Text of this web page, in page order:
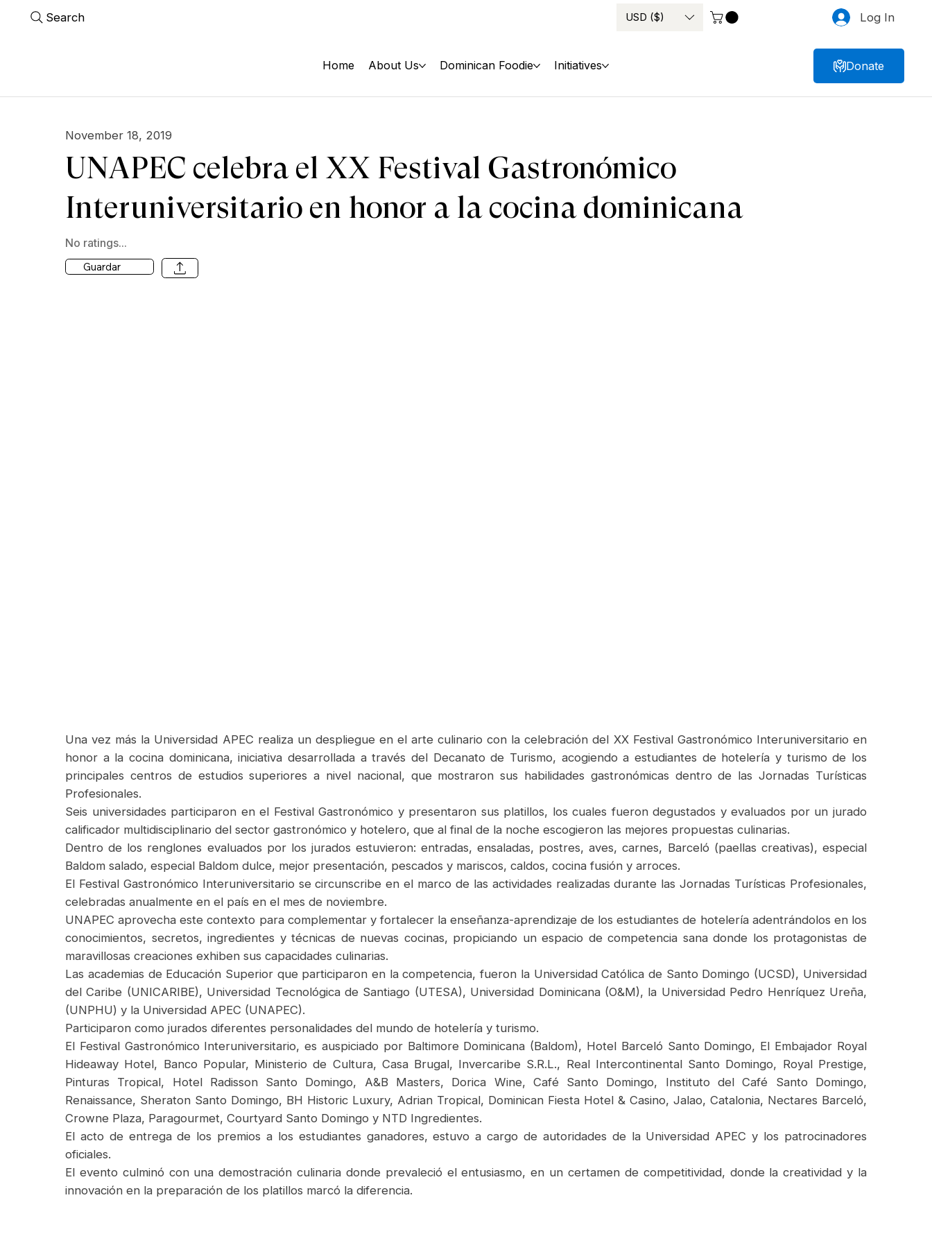
Search USD ($) Log In
Home About Us Dominican Foodie Initiatives Donate
November 18, 2019
UNAPEC celebra el XX Festival Gastronómico
Interuniversitario en honor a la cocina dominicana
No ratings...
Guardar
Una vez más la Universidad APEC realiza un despliegue en el arte culinario con la celebración del XX Festival Gastronómico Interuniversitario en
honor a la cocina dominicana, iniciativa desarrollada a través del Decanato de Turismo, acogiendo a estudiantes de hotelería y turismo de los
principales centros de estudios superiores a nivel nacional, que mostraron sus habilidades gastronómicas dentro de las Jornadas Turísticas
Profesionales.
Seis universidades participaron en el Festival Gastronómico y presentaron sus platillos, los cuales fueron degustados y evaluados por un jurado
calificador multidisciplinario del sector gastronómico y hotelero, que al final de la noche escogieron las mejores propuestas culinarias.
Dentro de los renglones evaluados por los jurados estuvieron: entradas, ensaladas, postres, aves, carnes, Barceló (paellas creativas), especial
Baldom salado, especial Baldom dulce, mejor presentación, pescados y mariscos, caldos, cocina fusión y arroces.
El Festival Gastronómico Interuniversitario se circunscribe en el marco de las actividades realizadas durante las Jornadas Turísticas Profesionales,
celebradas anualmente en el país en el mes de noviembre.
UNAPEC aprovecha este contexto para complementar y fortalecer la enseñanza-aprendizaje de los estudiantes de hotelería adentrándolos en los
conocimientos, secretos, ingredientes y técnicas de nuevas cocinas, propiciando un espacio de competencia sana donde los protagonistas de
maravillosas creaciones exhiben sus capacidades culinarias.
Las academias de Educación Superior que participaron en la competencia, fueron la Universidad Católica de Santo Domingo (UCSD), Universidad
del Caribe (UNICARIBE), Universidad Tecnológica de Santiago (UTESA), Universidad Dominicana (O&M), la Universidad Pedro Henríquez Ureña,
(UNPHU) y la Universidad APEC (UNAPEC).
Participaron como jurados diferentes personalidades del mundo de hotelería y turismo.
El Festival Gastronómico Interuniversitario, es auspiciado por Baltimore Dominicana (Baldom), Hotel Barceló Santo Domingo, El Embajador Royal
Hideaway Hotel, Banco Popular, Ministerio de Cultura, Casa Brugal, Invercaribe S.R.L., Real Intercontinental Santo Domingo, Royal Prestige,
Pinturas Tropical, Hotel Radisson Santo Domingo, A&B Masters, Dorica Wine, Café Santo Domingo, Instituto del Café Santo Domingo,
Renaissance, Sheraton Santo Domingo, BH Historic Luxury, Adrian Tropical, Dominican Fiesta Hotel & Casino, Jalao, Catalonia, Nectares Barceló,
Crowne Plaza, Paragourmet, Courtyard Santo Domingo y NTD Ingredientes.
El acto de entrega de los premios a los estudiantes ganadores, estuvo a cargo de autoridades de la Universidad APEC y los patrocinadores
oficiales.
El evento culminó con una demostración culinaria donde prevaleció el entusiasmo, en un certamen de competitividad, donde la creatividad y la
innovación en la preparación de los platillos marcó la diferencia.